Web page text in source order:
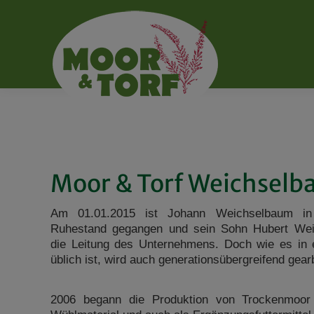
Moor & Torf
Am 01.01.2015 ist Johann Weichselbaum
Ruhestand gegangen und sein Sohn Hubert
die Leitung des Unternehmens. Doch wie es in
üblich ist, wird auch generationsübergreifend
2006 begann die Produktion von